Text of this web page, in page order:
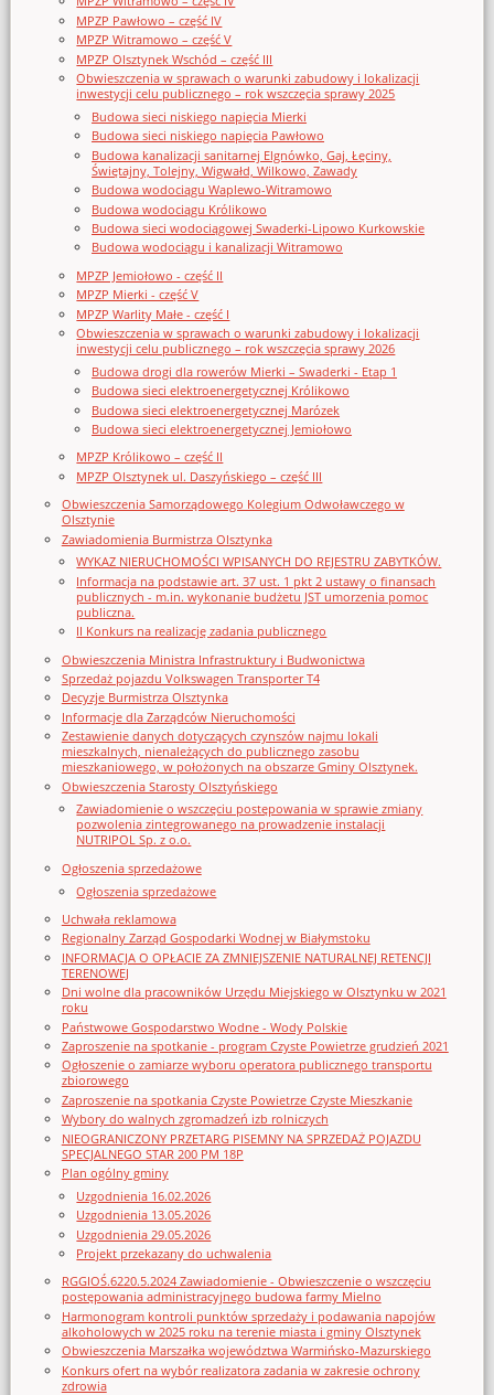
MPZP Pawłowo – część IV
MPZP Witramowo – część V
MPZP Olsztynek Wschód – część III
Obwieszczenia w sprawach o warunki zabudowy i lokalizacji
inwestycji celu publicznego – rok wszczęcia sprawy 2025
Budowa sieci niskiego napięcia Mierki
Budowa sieci niskiego napięcia Pawłowo
Budowa kanalizacji sanitarnej Elgnówko, Gaj, Łęciny,
Świętajny, Tolejny, Wigwałd, Wilkowo, Zawady
Budowa wodociągu Waplewo-Witramowo
Budowa wodociągu Królikowo
Budowa sieci wodociągowej Swaderki-Lipowo Kurkowskie
Budowa wodociągu i kanalizacji Witramowo
MPZP Jemiołowo - część II
MPZP Mierki - część V
MPZP Warlity Małe - część I
Obwieszczenia w sprawach o warunki zabudowy i lokalizacji
inwestycji celu publicznego – rok wszczęcia sprawy 2026
Budowa drogi dla rowerów Mierki – Swaderki - Etap 1
Budowa sieci elektroenergetycznej Królikowo
Budowa sieci elektroenergetycznej Marózek
Budowa sieci elektroenergetycznej Jemiołowo
MPZP Królikowo – część II
MPZP Olsztynek ul. Daszyńskiego – część III
Obwieszczenia Samorządowego Kolegium Odwoławczego w
Olsztynie
Zawiadomienia Burmistrza Olsztynka
WYKAZ NIERUCHOMOŚCI WPISANYCH DO REJESTRU ZABYTKÓW.
Informacja na podstawie art. 37 ust. 1 pkt 2 ustawy o finansach
publicznych - m.in. wykonanie budżetu JST umorzenia pomoc
publiczna.
II Konkurs na realizację zadania publicznego
Obwieszczenia Ministra Infrastruktury i Budwonictwa
Sprzedaż pojazdu Volkswagen Transporter T4
Decyzje Burmistrza Olsztynka
Informacje dla Zarządców Nieruchomości
Zestawienie danych dotyczących czynszów najmu lokali
mieszkalnych, nienależących do publicznego zasobu
mieszkaniowego, w położonych na obszarze Gminy Olsztynek.
Obwieszczenia Starosty Olsztyńskiego
Zawiadomienie o wszczęciu postępowania w sprawie zmiany
pozwolenia zintegrowanego na prowadzenie instalacji
NUTRIPOL Sp. z o.o.
Ogłoszenia sprzedażowe
Ogłoszenia sprzedażowe
Uchwała reklamowa
Regionalny Zarząd Gospodarki Wodnej w Białymstoku
INFORMACJA O OPŁACIE ZA ZMNIEJSZENIE NATURALNEJ RETENCJI
TERENOWEJ
Dni wolne dla pracowników Urzędu Miejskiego w Olsztynku w 2021
roku
Państwowe Gospodarstwo Wodne - Wody Polskie
Zaproszenie na spotkanie - program Czyste Powietrze grudzień 2021
Ogłoszenie o zamiarze wyboru operatora publicznego transportu
zbiorowego
Zaproszenie na spotkania Czyste Powietrze Czyste Mieszkanie
Wybory do walnych zgromadzeń izb rolniczych
NIEOGRANICZONY PRZETARG PISEMNY NA SPRZEDAŻ POJAZDU
SPECJALNEGO STAR 200 PM 18P
Plan ogólny gminy
Uzgodnienia 16.02.2026
Uzgodnienia 13.05.2026
Uzgodnienia 29.05.2026
Projekt przekazany do uchwalenia
RGGIOŚ.6220.5.2024 Zawiadomienie - Obwieszczenie o wszczęciu
postępowania administracyjnego budowa farmy Mielno
Harmonogram kontroli punktów sprzedaży i podawania napojów
alkoholowych w 2025 roku na terenie miasta i gminy Olsztynek
Obwieszczenia Marszałka województwa Warmińsko-Mazurskiego
Konkurs ofert na wybór realizatora zadania w zakresie ochrony
zdrowia